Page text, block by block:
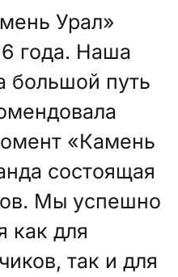
Урал»
года. Наша
большой путь
«Камень
состоящая
Мы успешно
как для
так и для